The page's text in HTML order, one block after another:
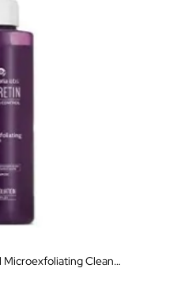
Neoretin Discrom Control Microexfoliating Cleanser